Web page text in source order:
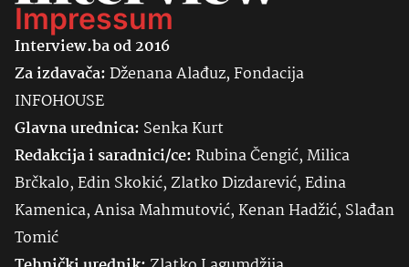
Impressum
Interview.ba od 2016
Za izdavača:Dženana Alađuz, Fondacija
INFOHOUSE
Glavna urednica: SenkaKurt
Redakcija i saradnici/ce:Rubina Čengić, Milica
Brčkalo, Edin Skokić, Zlatko Dizdarević, Edina
Kamenica, Anisa Mahmutović, Kenan Hadžić, Slađan
Tomić